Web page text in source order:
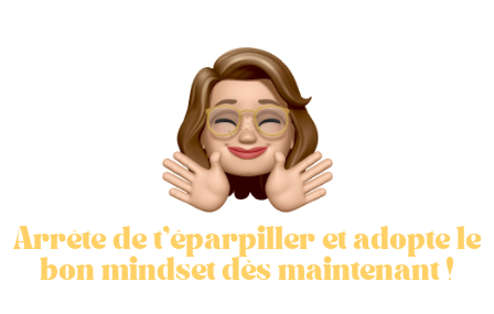
Arrête de t’éparpiller et adopte le
bon mindset dès maintenant !